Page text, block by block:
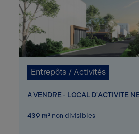
Entrepôts / Activités
A VENDRE - LOCAL D'ACTIVITE
439 m² non divisibles